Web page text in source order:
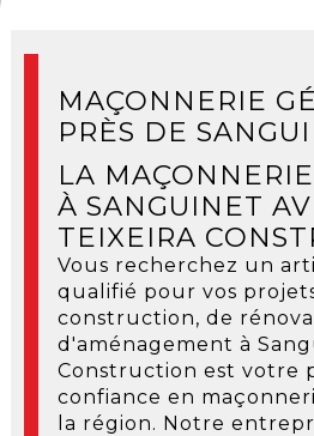
MAÇONNERIE
PRÈS DE
LA
À SANGUINET
TEIXEIRA
Vous recherchez un
qualifié pour vos
construction, de
d'aménagement à
Construction est votre
confiance en
la région. Notre